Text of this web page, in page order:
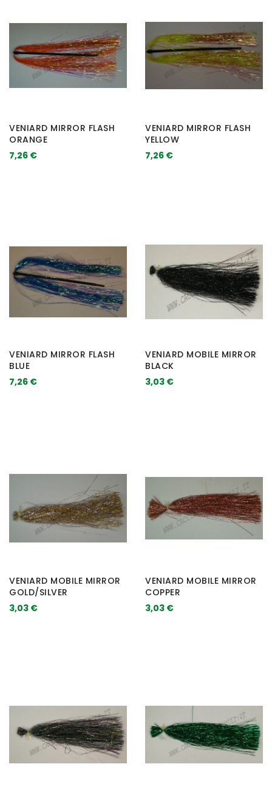
VENIARD MIRROR FLASH
ORANGE
7,26 €
VENIARD MIRROR FLASH
YELLOW
7,26 €
VENIARD MIRROR FLASH
BLUE
7,26 €
VENIARD MOBILE MIRROR
BLACK
3,03 €
VENIARD MOBILE MIRROR
GOLD/SILVER
3,03 €
VENIARD MOBILE MIRROR
COPPER
3,03 €